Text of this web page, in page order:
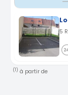
5
(1) à partir de